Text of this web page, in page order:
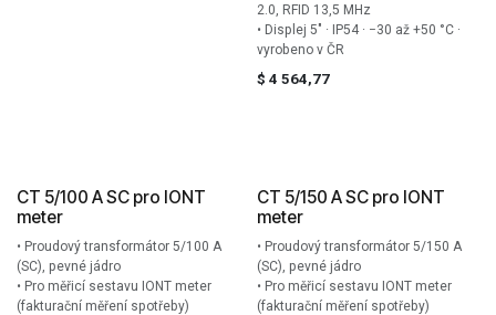
2.0, RFID 13,5 MHz
• Displej 5″ · IP54 · −30 až +50 °C ·
vyrobeno v ČR
$ 4 564,77
CT 5/100 A SC pro IONT
meter
• Proudový transformátor 5/100 A
(SC), pevné jádro
• Pro měřicí sestavu IONT meter
(fakturační měření spotřeby)
CT 5/150 A SC pro IONT
meter
• Proudový transformátor 5/150 A
(SC), pevné jádro
• Pro měřicí sestavu IONT meter
(fakturační měření spotřeby)